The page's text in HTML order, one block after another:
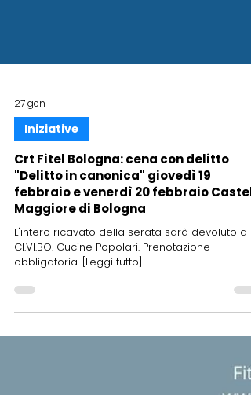
27 gen
Iniziative
Crt Fitel Bologna: cena con delitto
"Delitto in canonica" giovedì 19
febbraio e venerdì 20 febbraio Castel
Maggiore di Bologna
L'intero ricavato della serata sarà devoluto a
CI.VI.BO. Cucine Popolari. Prenotazione
obbligatoria. [Leggi tutto]